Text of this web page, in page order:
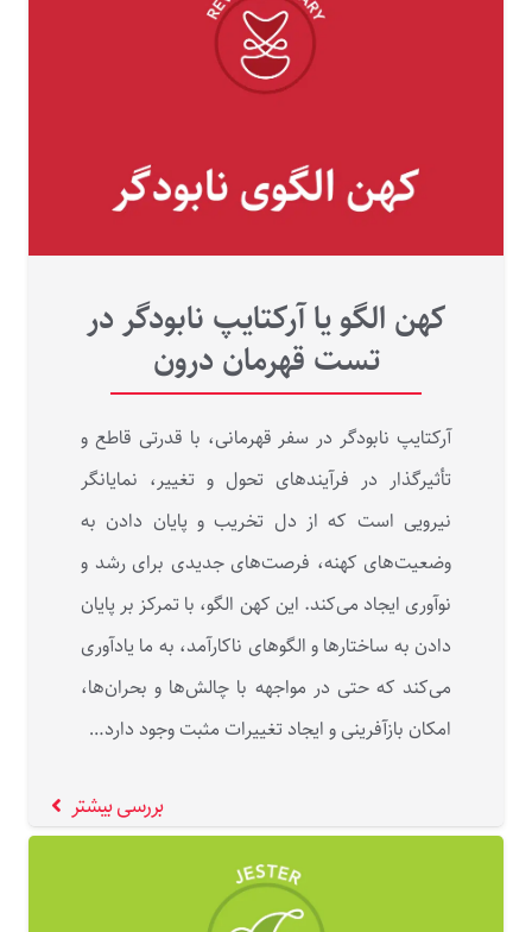
کهن الگو یا آرکتایپ نابودگر در
تست قهرمان درون
آرکتایپ نابودگر در سفر قهرمانی، با قدرتی قاطع و
تأثیرگذار در فرآیندهای تحول و تغییر، نمایانگر
نیرویی است که از دل تخریب و پایان دادن به
وضعیت‌های کهنه، فرصت‌های جدیدی برای رشد و
نوآوری ایجاد می‌کند. این کهن‌ الگو، با تمرکز بر پایان
دادن به ساختارها و الگوهای ناکارآمد، به ما یادآوری
می‌کند که حتی در مواجهه با چالش‌ها و بحران‌ها،
امکان بازآفرینی و ایجاد تغییرات مثبت وجود دارد…
بررسی بیشتر